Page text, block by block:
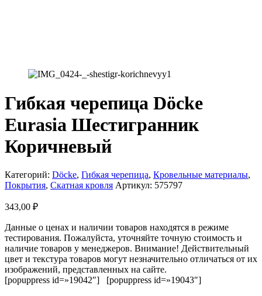
Гибкая черепица Döcke
Eurasia Шестигранник
Коричневый
Категорий: Döcke, Гибкая черепица, Кровельные материалы,
Покрытия, Скатная кровля Артикул: 575797
343,00 ₽
Данные о ценах и наличии товаров находятся в режиме
тестирования. Пожалуйста, уточняйте точную стоимость и
наличие товаров у менеджеров. Внимание! Действительный
цвет и текстура товаров могут незначительно отличаться от их
изображений, представленных на сайте.
[popuppress id=»19042″] [popuppress id=»19043″]